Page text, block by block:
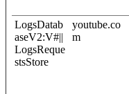
LogsDatab
aseV2:V#||
LogsReque
stsStore
youtube.co
m